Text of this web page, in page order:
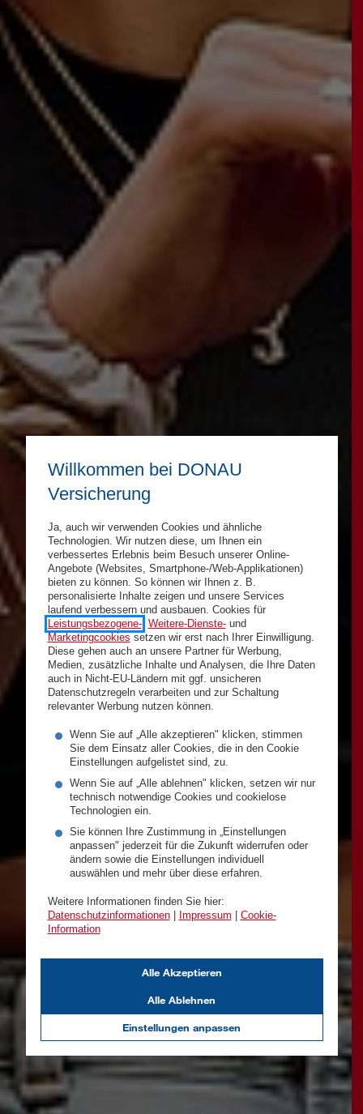
Willkommen bei DONAU
Versicherung
Ja, auch wir verwenden Cookies und ähnliche
Technologien. Wir nutzen diese, um Ihnen ein
verbessertes Erlebnis beim Besuch unserer Online-
Angebote (Websites, Smartphone-/Web-Applikationen)
bieten zu können. So können wir Ihnen z. B.
personalisierte Inhalte zeigen und unsere Services
laufend verbessern und ausbauen. Cookies für
Leistungsbezogene-, Weitere-Dienste-und
Marketingcookies setzen wir erst nach Ihrer Einwilligung.
Diese gehen auch an unsere Partner für Werbung,
Medien, zusätzliche Inhalte und Analysen, die Ihre Daten
auch in Nicht-EU-Ländern mit ggf. unsicheren
Datenschutzregeln verarbeiten und zur Schaltung
relevanter Werbung nutzen können.
Wenn Sie auf „Alle akzeptieren" klicken, stimmen
Sie dem Einsatz aller Cookies, die in den Cookie
Einstellungen aufgelistet sind, zu.
Wenn Sie auf „Alle ablehnen" klicken, setzen wir nur
technisch notwendige Cookies und cookielose
Technologien ein.
Sie können Ihre Zustimmung in „Einstellungen
anpassen" jederzeit für die Zukunft widerrufen oder
ändern sowie die Einstellungen individuell
auswählen und mehr über diese erfahren.
Weitere Informationen finden Sie hier:
Datenschutzinformationen| Impressum
Cookie-
Information
Einstellungen anpassen
Alle Ablehnen
Alle Akzeptieren